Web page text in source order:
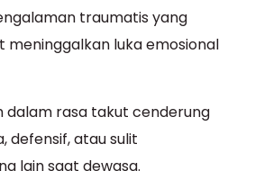
traumatis yang
meninggalkan luka emosional
dalam rasa takut cenderung
defensif, atau sulit
lain saat dewasa.